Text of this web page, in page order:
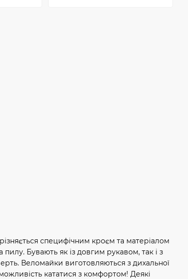
специфічним кроєм та матеріалом
пилу. Бувають як із довгим рукавом, так і з
Веломайки виготовляються з дихальної
кататися з комфортом! Деякі